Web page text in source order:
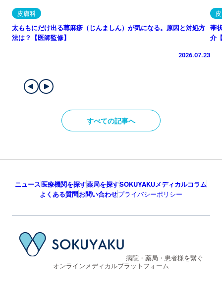
皮膚科
太ももにだけ出る蕁麻疹（じんましん）が気になる。原因と対処方
法は？【医師監修】
2026.07.23
帯
介
すべての記事へ
ニュース医療機関を探す薬局を探すSOKUYAKUメディカルコラム
よくある質問お問い合わせプライバシーポリシー
病院・薬局・患者様を繋ぐ
オンラインメディカルプラットフォーム